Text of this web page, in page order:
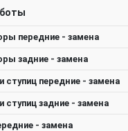
передние - замена
задние - замена
ступиц передние - замена
ступиц задние - замена
- замена